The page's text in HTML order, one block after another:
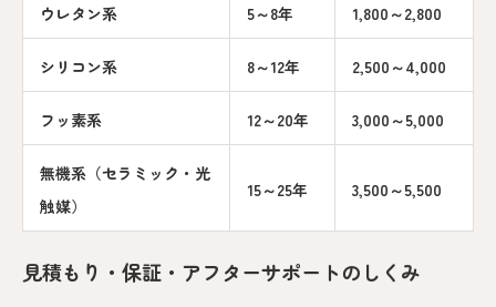
ウレタン系 5～8年 1,800～2,800
シリコン系 8～12年 2,500～4,000
フッ素系 12～20年 3,000～5,000
無機系（セラミック・光
触媒）
15～25年 3,500～5,500
見積もり・保証・アフターサポートのしくみ